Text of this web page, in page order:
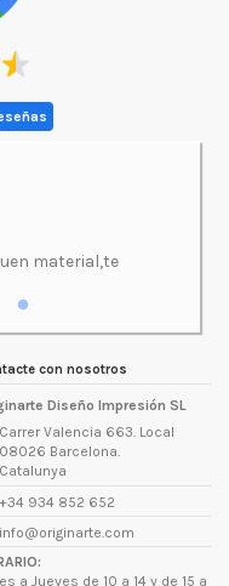
material,te
lugar
con nosotros
Diseño Impresión SL
Carrer Valencia 663. Local
08026 Barcelona.
Catalunya
+34 934 852 652
info@originarte.com
a Jueves de 10 a 14 y de 15 a